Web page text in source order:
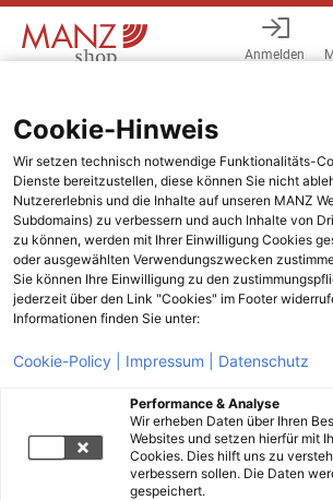
Anmelden
Cookie-Hinweis
Wir setzen technisch notwendige Funktionalitäts-
Dienste bereitzustellen, diese können Sie nicht
Nutzererlebnis und die Inhalte auf unseren MANZ
Subdomains) zu verbessern und auch Inhalte von
zu können, werden mit Ihrer Einwilligung Cookies
oder ausgewählten Verwendungszwecken
Sie können Ihre Einwilligung zu den
jederzeit über den Link "Cookies" im Footer
Informationen finden Sie unter:
Cookie-Policy | Impressum | Datenschutz
Performance & Analyse
Wir erheben Daten über Ihren
Websites und setzen hierfür mit
Cookies. Dies hilft uns zu
verbessern sollen. Die Daten
gespeichert.